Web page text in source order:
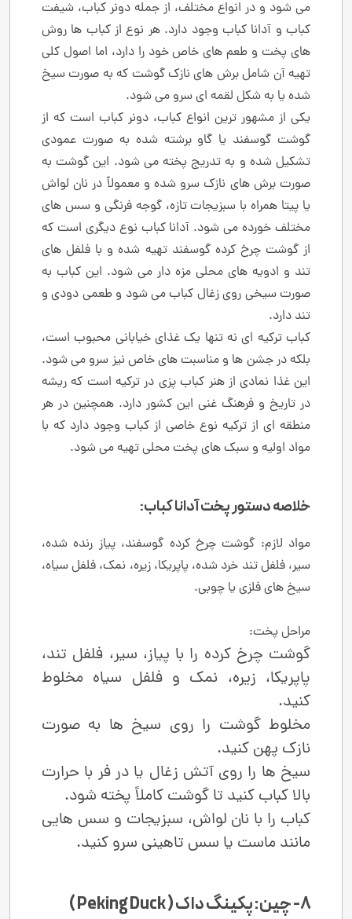
می ‌شود و در انواع مختلف، از جمله دونر کباب، شیفت
کباب و آدانا کباب وجود دارد. هر نوع از کباب ‌ها روش‌
های پخت و طعم‌ های خاص خود را دارد، اما اصول کلی
تهیه آن شامل برش ‌های نازک گوشت که به ‌صورت سیخ‌
شده یا به شکل لقمه ‌ای سرو می ‌شود.
یکی از مشهور ترین انواع کباب، دونر کباب است که از
گوشت گوسفند یا گاو برشته شده به ‌صورت عمودی
تشکیل شده و به‌ تدریج پخته می‌ شود. این گوشت به
‌صورت برش‌ های نازک سرو شده و معمولاً در نان لواش
یا پیتا همراه با سبزیجات تازه، گوجه ‌فرنگی و سس ‌های
مختلف خورده می ‌شود. آدانا کباب نوع دیگری است که
از گوشت چرخ‌ کرده گوسفند تهیه شده و با فلفل‌ های
تند و ادویه ‌های محلی مزه‌ دار می‌ شود. این کباب به‌
صورت سیخی روی زغال کباب می‌ شود و طعمی دودی و
تند دارد.
کباب ترکیه‌ ای نه تنها یک غذای خیابانی محبوب است،
بلکه در جشن ‌ها و مناسبت ‌های خاص نیز سرو می‌ شود.
این غذا نمادی از هنر کباب ‌پزی در ترکیه است که ریشه
در تاریخ و فرهنگ غنی این کشور دارد. همچنین در هر
منطقه ‌ای از ترکیه نوع خاصی از کباب وجود دارد که با
مواد اولیه و سبک ‌های پخت محلی تهیه می ‌شود.
خلاصه دستور پخت آدانا کباب:
مواد لازم: گوشت چرخ ‌کرده گوسفند، پیاز رنده‌ شده،
سیر، فلفل تند خرد شده، پاپریکا، زیره، نمک، فلفل سیاه،
سیخ‌ های فلزی یا چوبی.
مراحل پخت:
گوشت چرخ‌ کرده را با پیاز، سیر، فلفل تند،
پاپریکا، زیره، نمک و فلفل سیاه مخلوط
کنید.
مخلوط گوشت را روی سیخ‌ ها به‌ صورت
نازک پهن کنید.
سیخ‌ ها را روی آتش زغال یا در فر با حرارت
بالا کباب کنید تا گوشت کاملاً پخته شود.
کباب را با نان لواش، سبزیجات و سس‌ هایی
مانند ماست یا سس تاهینی سرو کنید.
8- چین: پکینگ داک ( Peking Duck )